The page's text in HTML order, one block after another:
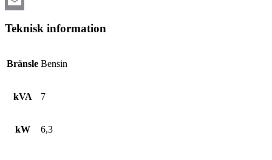
Teknisk information
Bränsle Bensin
kVA 7
kW 6,3